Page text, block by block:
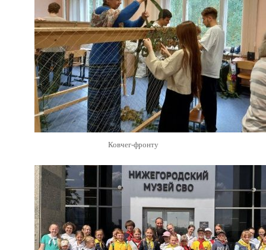
Ковчег-фронту